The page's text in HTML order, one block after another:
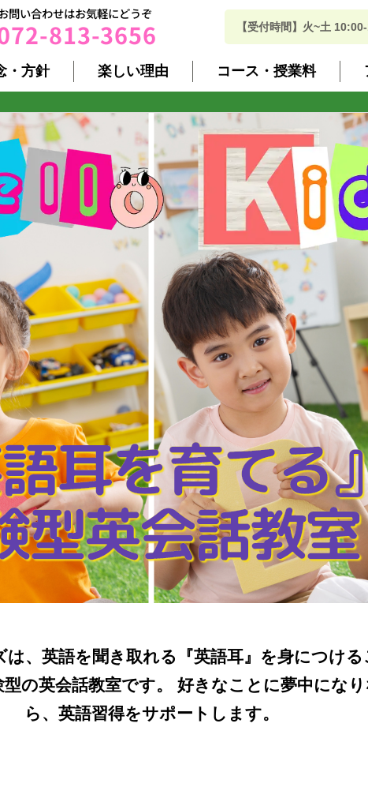
問い合わせはお気軽にどうぞ
813-3656 【受付時間】火~土
・方針 楽しい理由 コース・授業料
耳を育てる
型英会話教室
は、英語を聞き取れる『英語耳』を身につける
の英会話教室です。 好きなことに夢中にな
ら、英語習得をサポートします。